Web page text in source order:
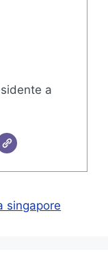
a
singapore